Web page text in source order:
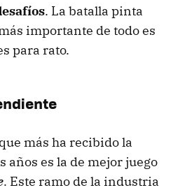
. La batalla pinta
importante de todo es
para rato.
más ha recibido la
años es la de mejor juego
. Este ramo de la industria